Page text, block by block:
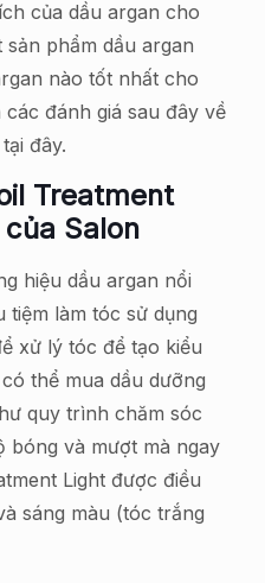
của dầu argan cho
phẩm dầu argan
nào tốt nhất cho
đánh giá sau đây về
đây.
Treatment
Salon
hiệu dầu argan nổi
tiệm làm tóc sử dụng
xử lý tóc để tạo kiểu
thể mua dầu dưỡng
quy trình chăm sóc
bóng và mượt mà ngay
Light được điều
sáng màu (tóc trắng